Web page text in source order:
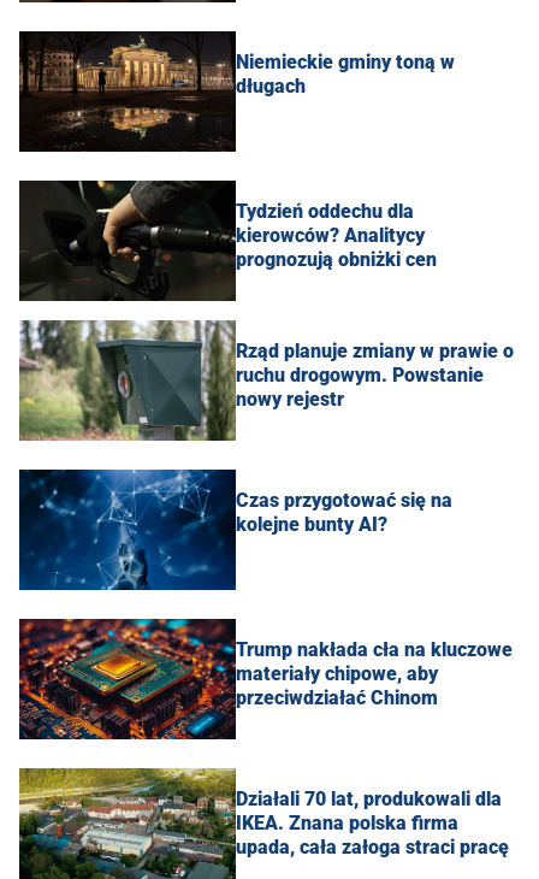
Niemieckie gminy toną w
długach
Tydzień oddechu dla
kierowców? Analitycy
prognozują obniżki cen
Rząd planuje zmiany w prawie o
ruchu drogowym. Powstanie
nowy rejestr
Czas przygotować się na
kolejne bunty AI?
Trump nakłada cła na kluczowe
materiały chipowe, aby
przeciwdziałać Chinom
Działali 70 lat, produkowali dla
IKEA. Znana polska firma
upada, cała załoga straci pracę